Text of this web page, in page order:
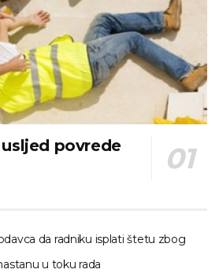
povrede
da radniku isplati štetu zbog
u toku rada